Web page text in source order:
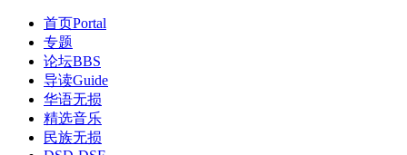
首页Portal
专题
论坛BBS
导读Guide
华语无损
精选音乐
民族无损